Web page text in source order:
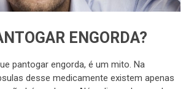
ENGORDA?
pantogar engorda, é um mito. Na
desse medicamente existem apenas